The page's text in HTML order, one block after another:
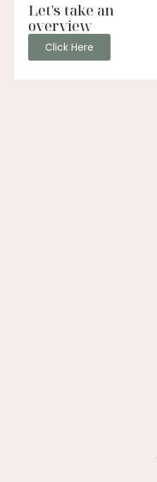
Let's take an
overview
Click Here